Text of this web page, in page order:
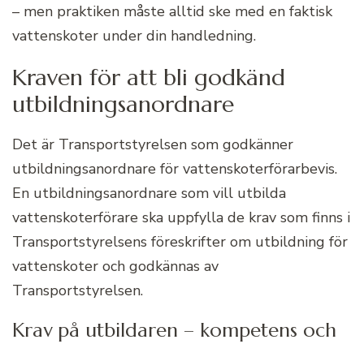
– men praktiken måste alltid ske med en faktisk
vattenskoter under din handledning.
Kraven för att bli godkänd
utbildningsanordnare
Det är Transportstyrelsen som godkänner
utbildningsanordnare för vattenskoterförarbevis.
En utbildningsanordnare som vill utbilda
vattenskoterförare ska uppfylla de krav som finns i
Transportstyrelsens föreskrifter om utbildning för
vattenskoter och godkännas av
Transportstyrelsen.
Krav på utbildaren – kompetens och